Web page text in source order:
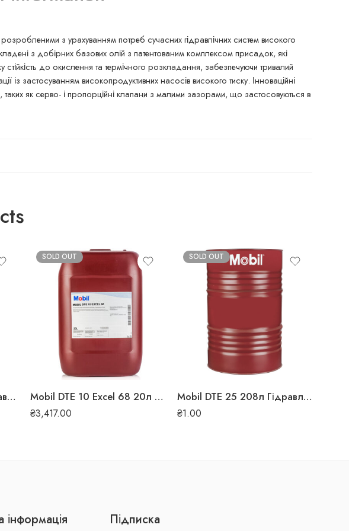
з урахуванням потреб сучасних гідравлічних систем високого
з добірних базових олій з патентованим комплексом присадок, які
до окислення та термічного розкладання, забезпечуючи тривалий
із застосуванням високопродуктивних насосів високого тиску. Інноваційні
таких як серво- і пропорційні клапани з малими зазорами, що застосовуються в
Mobilfluid 125 208л Гідравлічна олива
SOLD OUT
Mobil DTE 10 Excel 68 20л Гідравлічна олива
₴3,417.00
SOLD OUT
Mobil DTE 25 208л Гідравлічна олива
₴1.00
інформація Підписка